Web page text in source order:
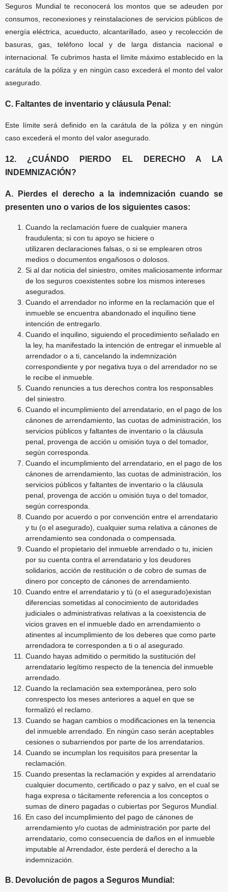
Seguros Mundial te reconocerá los montos que se adeuden por
consumos, reconexiones y reinstalaciones de servicios públicos de
energía eléctrica, acueducto, alcantarillado, aseo y recolección de
basuras, gas, teléfono local y de larga distancia nacional e
internacional. Te cubrimos hasta el límite máximo establecido en la
carátula de la póliza y en ningún caso excederá el monto del valor
asegurado.
C. Faltantes de inventario y cláusula Penal:
Este límite será definido en la carátula de la póliza y en ningún
caso excederá el monto del valor asegurado.
12. ¿CUÁNDO PIERDO EL DERECHO A LA
INDEMNIZACIÓN?
A. Pierdes el derecho a la indemnización cuando se
presenten uno o varios de los siguientes casos:
Cuando la reclamación fuere de cualquier manera
fraudulenta; si con tu apoyo se hiciere o
utilizaren declaraciones falsas, o si se emplearen otros
medios o documentos engañosos o dolosos.
Si al dar noticia del siniestro, omites maliciosamente informar
de los seguros coexistentes sobre los mismos intereses
asegurados.
Cuando el arrendador no informe en la reclamación que el
inmueble se encuentra abandonado el inquilino tiene
intención de entregarlo.
Cuando el inquilino, siguiendo el procedimiento señalado en
la ley, ha manifestado la intención de entregar el inmueble al
arrendador o a ti, cancelando la indemnización
correspondiente y por negativa tuya o del arrendador no se
le recibe el inmueble.
Cuando renuncies a tus derechos contra los responsables
del siniestro.
Cuando el incumplimiento del arrendatario, en el pago de los
cánones de arrendamiento, las cuotas de administración, los
servicios públicos y faltantes de inventario o la cláusula
penal, provenga de acción u omisión tuya o del tomador,
según corresponda.
Cuando el incumplimiento del arrendatario, en el pago de los
cánones de arrendamiento, las cuotas de administración, los
servicios públicos y faltantes de inventario o la cláusula
penal, provenga de acción u omisión tuya o del tomador,
según corresponda.
Cuando por acuerdo o por convención entre el arrendatario
y tu (o el asegurado), cualquier suma relativa a cánones de
arrendamiento sea condonada o compensada.
Cuando el propietario del inmueble arrendado o tu, inicien
por su cuenta contra el arrendatario y los deudores
solidarios, acción de restitución o de cobro de sumas de
dinero por concepto de cánones de arrendamiento.
Cuando entre el arrendatario y tú (o el asegurado)existan
diferencias sometidas al conocimiento de autoridades
judiciales o administrativas relativas a la coexistencia de
vicios graves en el inmueble dado en arrendamiento o
atinentes al incumplimiento de los deberes que como parte
arrendadora te corresponden a ti o al asegurado.
Cuando hayas admitido o permitido la sustitución del
arrendatario legítimo respecto de la tenencia del inmueble
arrendado.
Cuando la reclamación sea extemporánea, pero solo
conrespecto los meses anteriores a aquel en que se
formalizó el reclamo.
Cuando se hagan cambios o modificaciones en la tenencia
del inmueble arrendado. En ningún caso serán aceptables
cesiones o subarriendos por parte de los arrendatarios.
Cuando se incumplan los requisitos para presentar la
reclamación.
Cuando presentas la reclamación y expides al arrendatario
cualquier documento, certificado o paz y salvo, en el cual se
haga expresa o tácitamente referencia a los conceptos o
sumas de dinero pagadas o cubiertas por Seguros Mundial.
En caso del incumplimiento del pago de cánones de
arrendamiento y/o cuotas de administración por parte del
arrendatario, como consecuencia de daños en el inmueble
imputable al Arrendador, éste perderá el derecho a la
indemnización.
B. Devolución de pagos a Seguros Mundial: